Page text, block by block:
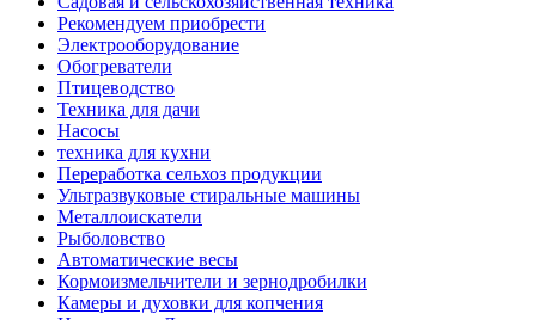
Рекомендуем приобрести
Электрооборудование
Обогреватели
Птицеводство
Техника для дачи
Насосы
техника для кухни
Переработка сельхоз продукции
Ультразвуковые стиральные машины
Металлоискатели
Рыболовство
Автоматические весы
Кормоизмельчители и зернодробилки
Камеры и духовки для копчения